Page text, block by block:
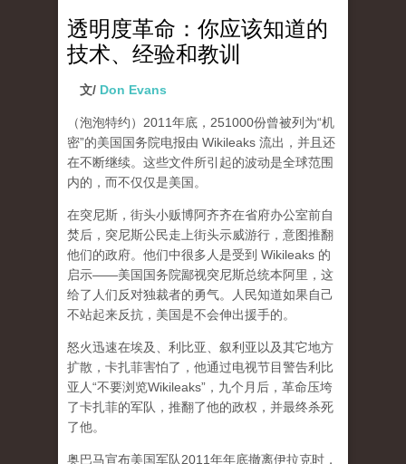
透明度革命：你应该知道的
技术、经验和教训
文/ Don Evans
（泡泡特约） 2011年底，251000份曾被列为“机
密”的美国国务院电报由 Wikileaks 流出，并且还
在不断继续。这些文件所引起的波动是全球范围
内的，而不仅仅是美国。
在突尼斯，街头小贩博阿齐齐在省府办公室前自
焚后，突尼斯公民走上街头示威游行，意图推翻
他们的政府。他们中很多人是受到 Wikileaks 的
启示——美国国务院鄙视突尼斯总统本阿里，这
给了人们反对独裁者的勇气。人民知道如果自己
不站起来反抗，美国是不会伸出援手的。
怒火迅速在埃及、利比亚、叙利亚以及其它地方
扩散，卡扎菲害怕了，他通过电视节目警告利比
亚人“不要浏览Wikileaks”，九个月后，革命压垮
了卡扎菲的军队，推翻了他的政权，并最终杀死
了他。
奥巴马宣布美国军队2011年年底撤离伊拉克时，